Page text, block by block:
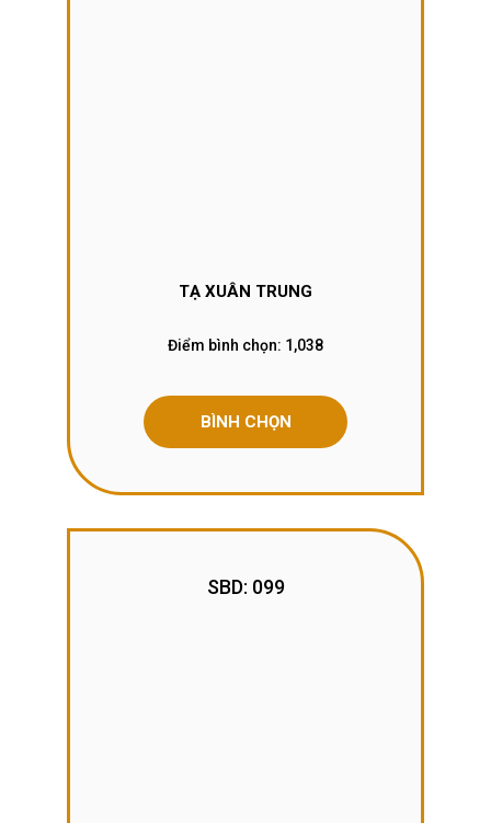
TẠ XUÂN TRUNG
Điểm bình chọn: 1,038
BÌNH CHỌN
SBD: 099